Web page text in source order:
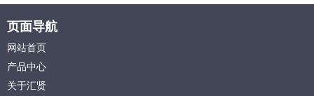
页面导航
网站首页
产品中心
关于汇贤